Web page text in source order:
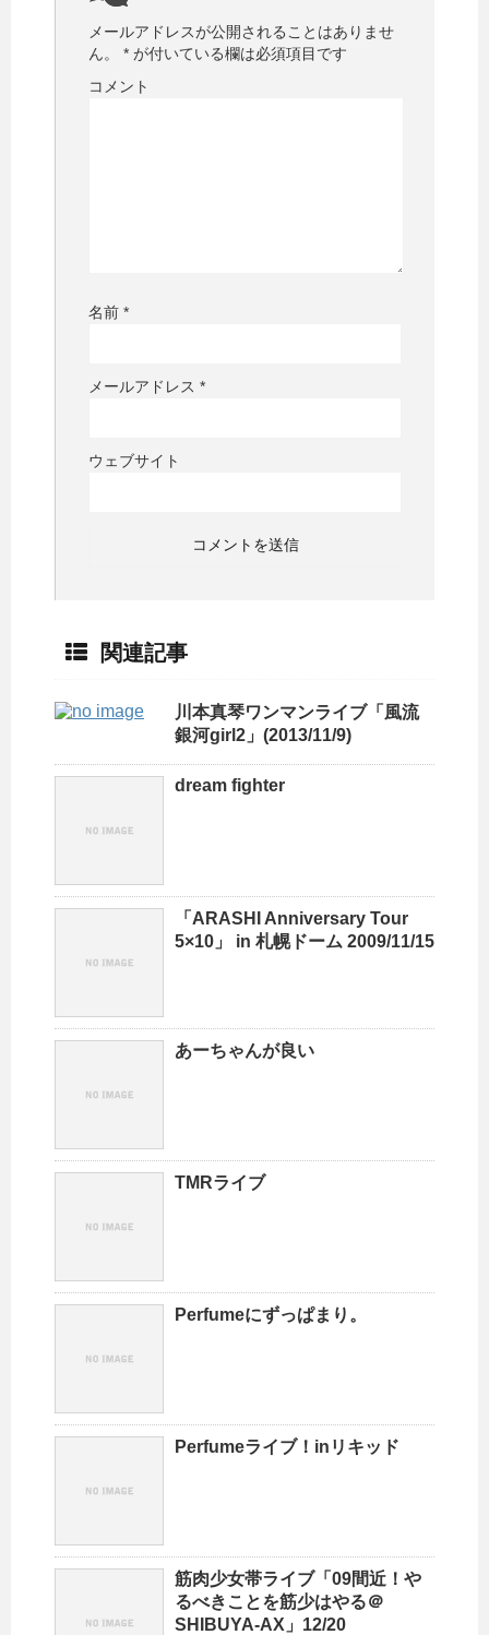
メールアドレスが公開されることはありませ
ん。
* が付いている欄は必須項目です
コメント
名前 *
メールアドレス *
ウェブサイト
関連記事
川本真琴ワンマンライブ「風流
銀河girl2」(2013/11/9)
dream fighter
「ARASHI Anniversary Tour
5×10」 in 札幌ドーム 2009/11/15
あーちゃんが良い
TMRライブ
Perfumeにずっぱまり。
Perfumeライブ！inリキッド
筋肉少女帯ライブ「09間近！や
るべきことを筋少はやる＠
SHIBUYA-AX」12/20